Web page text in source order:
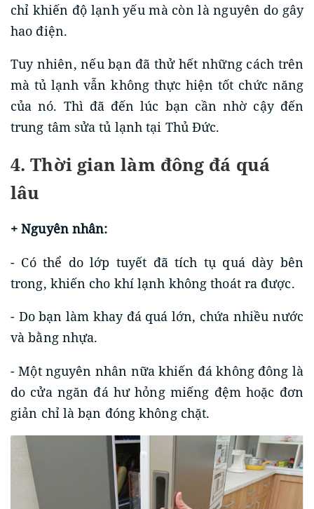
chỉ khiến độ lạnh yếu mà còn là nguyên do gây
hao điện.
Tuy nhiên, nếu bạn đã thử hết những cách trên
mà tủ lạnh vẫn không thực hiện tốt chức năng
của nó. Thì đã đến lúc bạn cần nhờ cậy đến
trung tâm sửa tủ lạnh tại Thủ Đức.
4. Thời gian làm đông đá quá
lâu
+ Nguyên nhân:
- Có thể do lớp tuyết đã tích tụ quá dày bên
trong, khiến cho khí lạnh không thoát ra được.
- Do bạn làm khay đá quá lớn, chứa nhiều nước
và bằng nhựa.
- Một nguyên nhân nữa khiến đá không đông là
do cửa ngăn đá hư hỏng miếng đệm hoặc đơn
giản chỉ là bạn đóng không chặt.